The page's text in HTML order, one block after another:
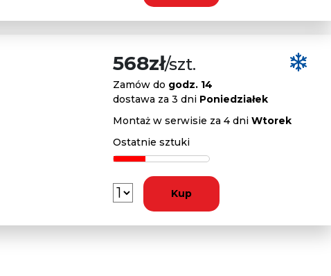
568zł/szt.
Zamów do godz. 14
dostawa za 3 dni Poniedziałek
Montaż w serwisie za 4 dni Wtorek
Ostatnie sztuki
Kup